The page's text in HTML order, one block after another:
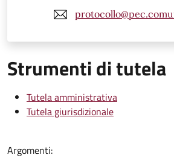
Strumenti di tutela
Tutela amministrativa
Tutela giurisdizionale
Argomenti: